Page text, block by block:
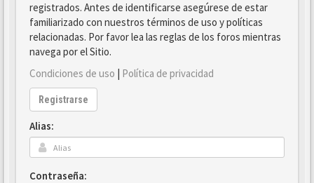
registrados. Antes de identificarse asegúrese de estar
familiarizado con nuestros términos de uso y políticas
relacionadas. Por favor lea las reglas de los foros mientras
navega por el Sitio.
Condiciones de uso | Política de privacidad
Registrarse
Alias:
Contraseña: